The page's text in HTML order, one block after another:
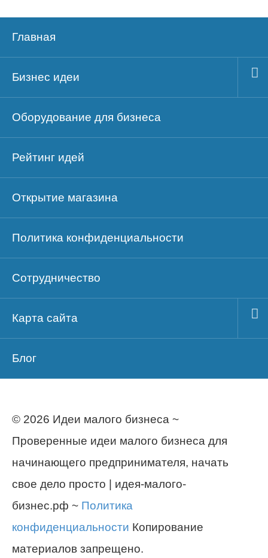
Главная
Бизнес идеи
Оборудование для бизнеса
Рейтинг идей
Открытие магазина
Политика конфиденциальности
Сотрудничество
Карта сайта
Блог
© 2026 Идеи малого бизнеса ~
Проверенные идеи малого бизнеса для
начинающего предпринимателя, начать
свое дело просто | идея-малого-
бизнес.рф ~ Политика
конфиденциальности Копирование
материалов запрещено.